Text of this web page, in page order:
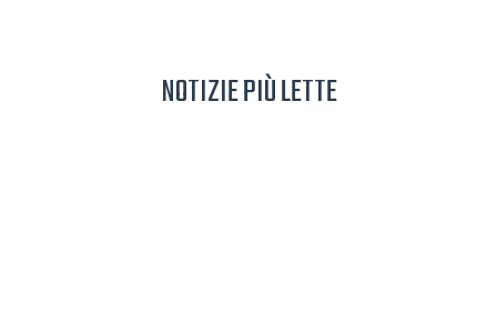
NOTIZIE PIÙ LETTE